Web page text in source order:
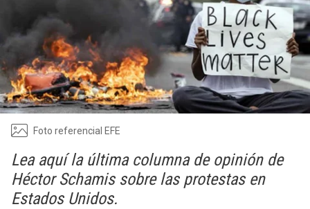
Foto referencial EFE
Lea aquí la última columna de opinión de
Héctor Schamis sobre las protestas en
Estados Unidos.